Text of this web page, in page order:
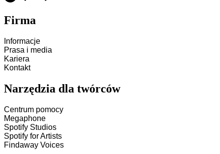
Firma
Informacje
Prasa i media
Kariera
Kontakt
Narzędzia dla twórców
Centrum pomocy
Megaphone
Spotify Studios
Spotify for Artists
Findaway Voices